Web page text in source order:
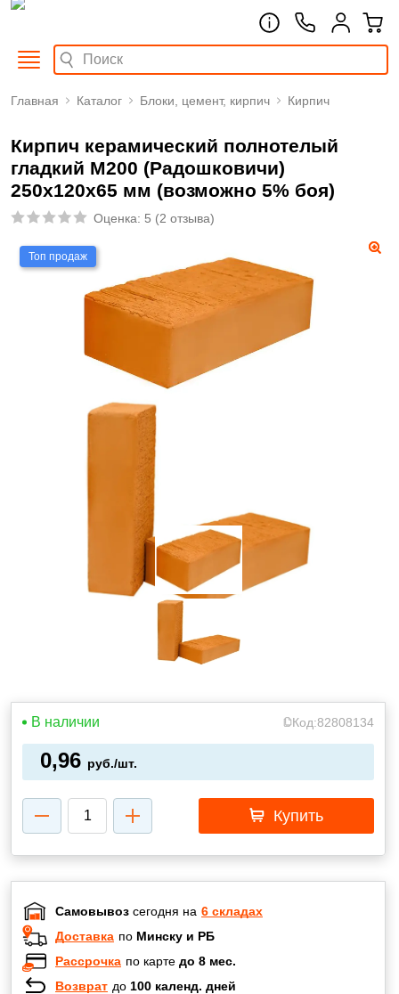
Главная Каталог Блоки, цемент, кирпич Кирпич
Кирпич керамический полнотелый
гладкий М200 (Радошковичи)
250х120х65 мм (возможно 5% боя)
Оценка: 5 (2 отзыва)
Топ продаж
В наличии Код:82808134
0,96 руб./шт.
Купить
Самовывоз сегодня на 6 складах
Доставка по Минску и РБ
Рассрочка по карте до 8 мес.
Возврат до 100 календ. дней